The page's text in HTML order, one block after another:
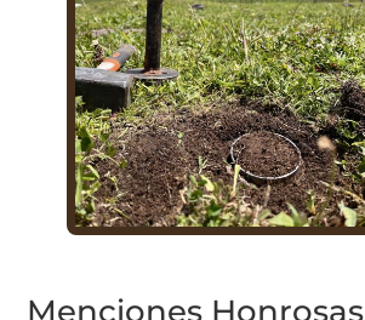
Menciones Honrosas